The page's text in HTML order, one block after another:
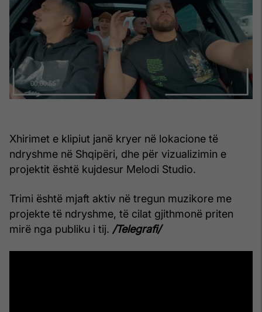
Xhirimet e klipiut janë kryer në lokacione të
ndryshme në Shqipëri, dhe për vizualizimin e
projektit është kujdesur Melodi Studio.
Trimi është mjaft aktiv në tregun muzikore me
projekte të ndryshme, të cilat gjithmonë priten
mirë nga publiku i tij. /Telegrafi/